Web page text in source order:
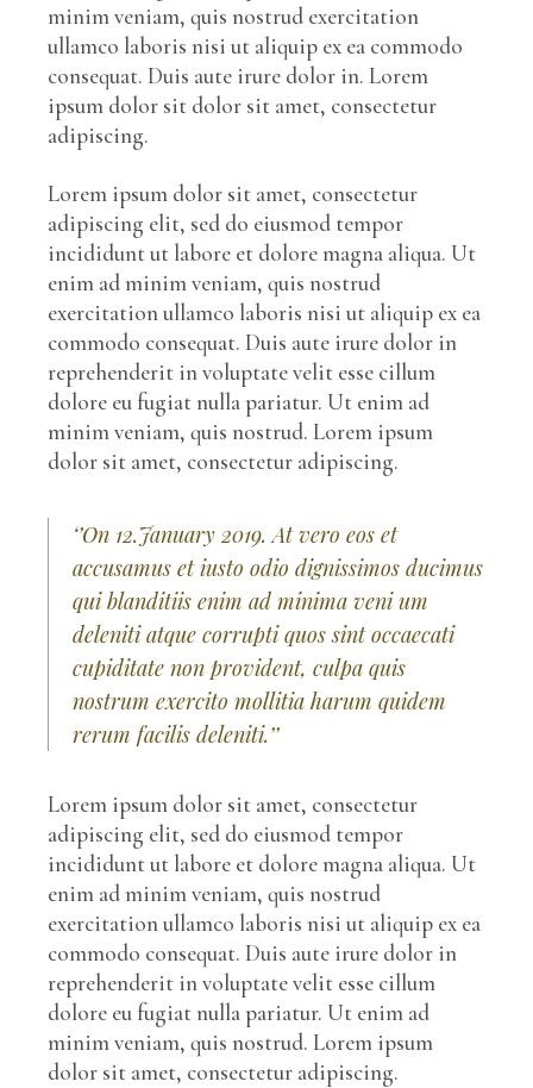
minim veniam, quis nostrud exercitation
ullamco laboris nisi ut aliquip ex ea commodo
consequat. Duis aute irure dolor in. Lorem
ipsum dolor sit dolor sit amet, consectetur
adipiscing.
Lorem ipsum dolor sit amet, consectetur
adipiscing elit, sed do eiusmod tempor
incididunt ut labore et dolore magna aliqua. Ut
enim ad minim veniam, quis nostrud
exercitation ullamco laboris nisi ut aliquip ex ea
commodo consequat. Duis aute irure dolor in
reprehenderit in voluptate velit esse cillum
dolore eu fugiat nulla pariatur. Ut enim ad
minim veniam, quis nostrud. Lorem ipsum
dolor sit amet, consectetur adipiscing.
‘’On 12.January 2019. At vero eos et
accusamus et iusto odio dignissimos ducimus
qui blanditiis enim ad minima veni um
deleniti atque corrupti quos sint occaecati
cupiditate non provident, culpa quis
nostrum exercito mollitia harum quidem
rerum facilis deleniti.’’
Lorem ipsum dolor sit amet, consectetur
adipiscing elit, sed do eiusmod tempor
incididunt ut labore et dolore magna aliqua. Ut
enim ad minim veniam, quis nostrud
exercitation ullamco laboris nisi ut aliquip ex ea
commodo consequat. Duis aute irure dolor in
reprehenderit in voluptate velit esse cillum
dolore eu fugiat nulla pariatur. Ut enim ad
minim veniam, quis nostrud. Lorem ipsum
dolor sit amet, consectetur adipiscing.